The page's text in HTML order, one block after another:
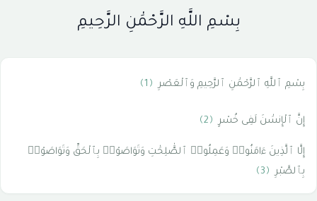
بِسْمِ اللَّهِ الرَّحْمَٰنِ الرَّحِيمِ
بِسْمِ ٱللَّهِ ٱلرَّحْمَٰنِ ٱلرَّحِيمِ وَٱلْعَصْرِ ﴿1﴾
إِنَّ ٱلْإِنسَٰنَ لَفِى خُسْرٍ ﴿2﴾
إِلَّا ٱلَّذِينَ ءَامَنُوا۟ وَعَمِلُوا۟ ٱلصَّٰلِحَٰتِ وَتَوَاصَوْا۟ بِٱلْحَقِّ وَتَوَاصَوْا۟
بِٱلصَّبْرِ
﴿3﴾